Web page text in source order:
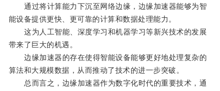
通过将计算能力下沉至网络边缘，边缘加速器能够为智
能设备提供更快、更可靠的计算和数据处理能力。
这为人工智能、深度学习和机器学习等新兴技术的发展
带来了巨大的机遇。
边缘加速器的存在使得智能设备能够更好地处理复杂的
算法和大规模数据，从而推动了技术的进一步突破。
总而言之，边缘加速器作为数字化时代的重要技术，通